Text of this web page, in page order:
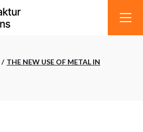
THE NEW USE OF METAL IN